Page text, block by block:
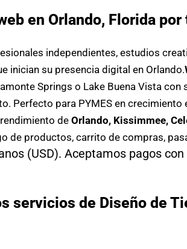
en Orlando, Florida
independientes, estudios
inician su presencia digital en Orlando.
Springs o Lake Buena Vista
Perfecto para PYMES en crecimiento
de Orlando, Kissimmee,
productos, carrito de compras,
(USD). Aceptamos pagos
servicios de Diseño de